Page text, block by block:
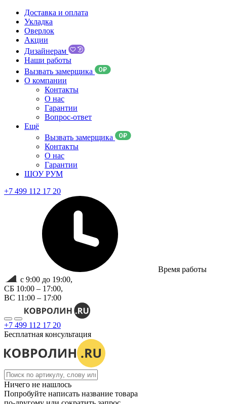
Доставка и оплата
Укладка
Оверлок
Акции
Дизайнерам
Наши работы
Вызвать замерщика
О компании
Контакты
О нас
Гарантии
Вопрос-ответ
Ещё
Вызвать замерщика
Контакты
О нас
Гарантии
ШОУ РУМ
+7 499 112 17 20
Время работы
с 9:00 до 19:00,
СБ 10:00 – 17:00,
ВС 11:00 – 17:00
+7 499 112 17 20
Бесплатная консультация
Ничего не нашлось
Попробуйте написать название товара